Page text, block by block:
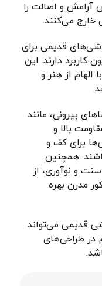
و اصالت را
خارج می‌کنند.
قدیمی برای
کاربرد دارند. این
از هنر و
بیرونی، مانند
بالا و
برای کف و
همچنین
و نوآوری، از
مدرن بهره
قدیمی می‌تواند
در طراحی‌های